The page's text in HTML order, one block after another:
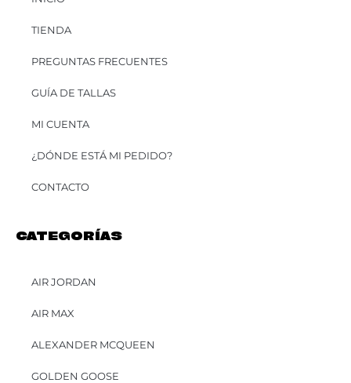
TIENDA
PREGUNTAS FRECUENTES
GUÍA DE TALLAS
MI CUENTA
¿DÓNDE ESTÁ MI PEDIDO?
CONTACTO
CATEGORÍAS
AIR JORDAN
AIR MAX
ALEXANDER MCQUEEN
GOLDEN GOOSE